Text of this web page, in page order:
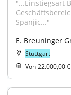
"...Einstiegsart
Spanjic..."
E. Breuninger
Stuttgart
Von 22.000,00